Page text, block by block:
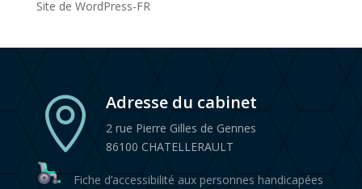
Site de WordPress-FR
 Adresse du cabinet
2 rue Pierre Gilles de Gennes
86100 CHATELLERAULT
Fiche d’accessibilité aux personnes handicapées